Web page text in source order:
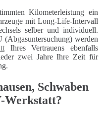
Kilometerleistung ein
mit Long-Life-Intervall
selber und individuell.
werden
Ihres Vertrauens ebenfalls
zwei Jahre Ihre Zeit für
Schwaben
Werkstatt?